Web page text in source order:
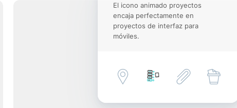
El icono animado proyectos
encaja perfectamente en
proyectos de interfaz para
móviles.